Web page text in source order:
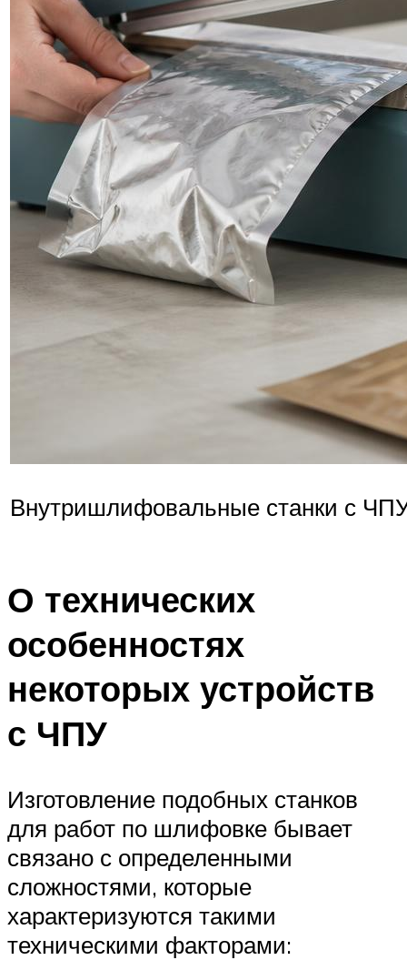
Внутришлифовальные станки с
О технических
особенностях
некоторых устройств
с ЧПУ
Изготовление подобных станков
для работ по шлифовке бывает
связано с определенными
сложностями, которые
характеризуются такими
техническими факторами: